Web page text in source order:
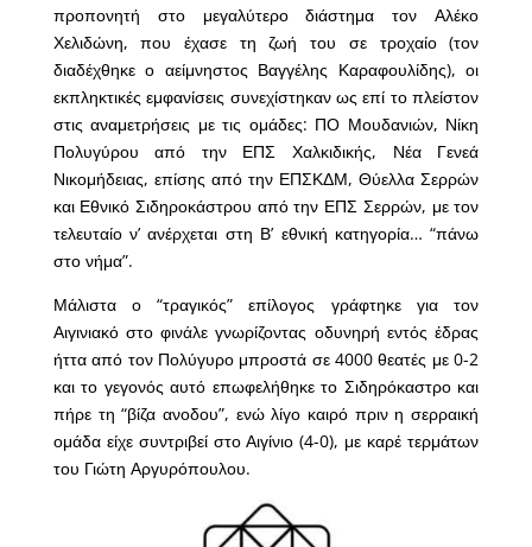
προπονητή στο μεγαλύτερο διάστημα τον Αλέκο
Χελιδώνη, που έχασε τη ζωή του σε τροχαίο (τον
διαδέχθηκε ο αείμνηστος Βαγγέλης Καραφουλίδης), οι
εκπληκτικές εμφανίσεις συνεχίστηκαν ως επί το πλείστον
στις αναμετρήσεις με τις ομάδες: ΠΟ Μουδανιών, Νίκη
Πολυγύρου από την ΕΠΣ Χαλκιδικής, Νέα Γενεά
Νικομήδειας, επίσης από την ΕΠΣΚΔΜ, Θύελλα Σερρών
και Εθνικό Σιδηροκάστρου από την ΕΠΣ Σερρών, με τον
τελευταίο ν’ ανέρχεται στη Β’ εθνική κατηγορία… “πάνω
στο νήμα”.
Μάλιστα ο “τραγικός” επίλογος γράφτηκε για τον
Αιγινιακό στο φινάλε γνωρίζοντας οδυνηρή εντός έδρας
ήττα από τον Πολύγυρο μπροστά σε 4000 θεατές με 0-2
και το γεγονός αυτό επωφελήθηκε το Σιδηρόκαστρο και
πήρε τη “βίζα ανοδου”, ενώ λίγο καιρό πριν η σερραική
ομάδα είχε συντριβεί στο Αιγίνιο (4-0), με καρέ τερμάτων
του Γιώτη Αργυρόπουλου.